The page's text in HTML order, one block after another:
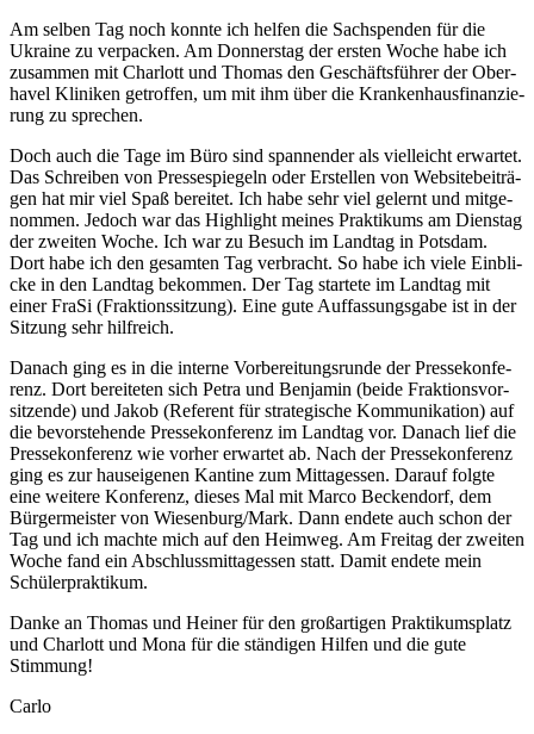
Am sel­ben Tag noch konnte ich hel­fen die Sach­spen­den für die
Ukraine zu ver­pa­cken. Am Don­ners­tag der ers­ten Woche habe ich
zusam­men mit Char­lott und Tho­mas den Geschäfts­füh­rer der Ober­
ha­vel Kli­ni­ken getrof­fen, um mit ihm über die Kran­ken­haus­fi­nan­zie­
rung zu sprechen.
Doch auch die Tage im Büro sind span­nen­der als viel­leicht erwar­tet.
Das Schrei­ben von Pres­se­spie­geln oder Erstel­len von Web­site­bei­trä­
gen hat mir viel Spaß berei­tet. Ich habe sehr viel gelernt und mit­ge­
nom­men. Jedoch war das High­light mei­nes Prak­ti­kums am Diens­tag
der zwei­ten Woche. Ich war zu Besuch im Land­tag in Pots­dam.
Dort habe ich den gesam­ten Tag ver­bracht. So habe ich viele Ein­bli­
cke in den Land­tag bekom­men. Der Tag star­tete im Land­tag mit
einer FraSi (Frak­ti­ons­sit­zung). Eine gute Auf­fas­sungs­gabe ist in der
Sit­zung sehr hilfreich.
Danach ging es in die interne Vor­be­rei­tungs­runde der Pres­se­kon­fe­
renz. Dort berei­te­ten sich Petra und Ben­ja­min (beide Frak­ti­ons­vor­
sit­zende) und Jakob (Refe­rent für stra­te­gi­sche Kom­mu­ni­ka­tion) auf
die bevor­ste­hende Pres­se­kon­fe­renz im Land­tag vor. Danach lief die
Pres­se­kon­fe­renz wie vor­her erwar­tet ab. Nach der Pres­se­kon­fe­renz
ging es zur haus­ei­ge­nen Kan­tine zum Mit­tag­essen. Dar­auf folgte
eine wei­tere Kon­fe­renz, die­ses Mal mit Marco Becken­dorf, dem
Bür­ger­meis­ter von Wiesenburg/Mark. Dann endete auch schon der
Tag und ich machte mich auf den Heim­weg. Am Frei­tag der zwei­ten
Woche fand ein Abschluss­mit­tag­essen statt. Damit endete mein
Schülerpraktikum.
Danke an Tho­mas und Hei­ner für den groß­ar­ti­gen Prak­ti­kums­platz
und Char­lott und Mona für die stän­di­gen Hil­fen und die gute
Stimmung!
Carlo